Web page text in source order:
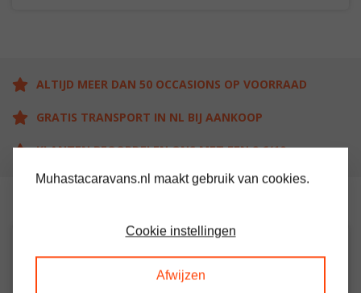
ALTIJD MEER DAN 50 OCCASIONS OP VOORRAAD
GRATIS TRANSPORT IN NL BIJ AANKOOP
KLANTEN BEOORDELEN ONS MET EEN 9.6/10
OMSCHRIJVING
Muhastacaravans.nl maakt gebruik van cookies.
Cookie instellingen
Afwijzen